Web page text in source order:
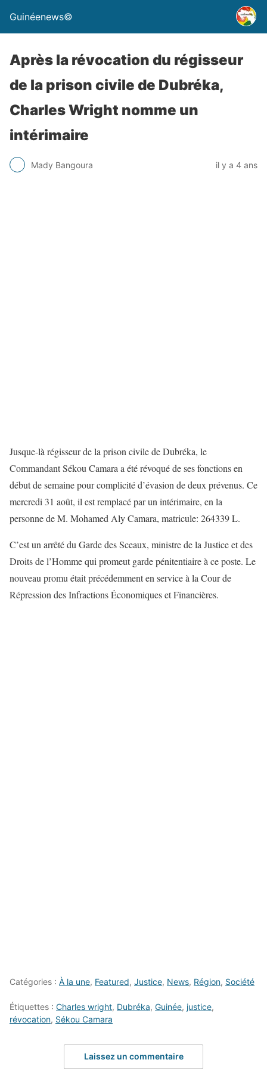
Guinéenews©
Après la révocation du régisseur
de la prison civile de Dubréka,
Charles Wright nomme un
intérimaire
Mady Bangoura il y a 4 ans
Jusque-là régisseur de la prison civile de Dubréka, le
Commandant Sékou Camara a été révoqué de ses fonctions en
début de semaine pour complicité d’évasion de deux prévenus. Ce
mercredi 31 août, il est remplacé par un intérimaire, en la
personne de M. Mohamed Aly Camara, matricule: 264339 L.
C’est un arrêté du Garde des Sceaux, ministre de la Justice et des
Droits de l’Homme qui promeut garde pénitentiaire à ce poste. Le
nouveau promu était précédemment en service à la Cour de
Répression des Infractions Économiques et Financières.
Catégories : À la une, Featured, Justice, News, Région, Société
Étiquettes : Charles wright, Dubréka, Guinée, justice,
révocation, Sékou Camara
Laissez un commentaire